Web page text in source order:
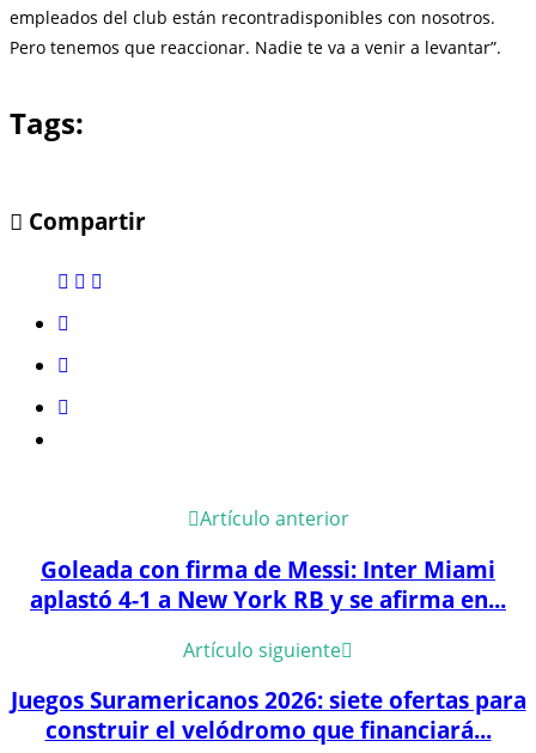
empleados del club están recontradisponibles con nosotros.
Pero tenemos que reaccionar. Nadie te va a venir a levantar”.
Tags:
Compartir
Artículo anterior
Goleada con firma de Messi: Inter Miami
aplastó 4-1 a New York RB y se afirma en...
Artículo siguiente
Juegos Suramericanos 2026: siete ofertas para
construir el velódromo que financiará...